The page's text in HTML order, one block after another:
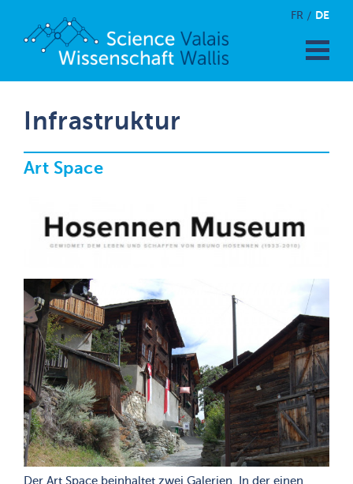
FR DE
Infrastruktur
Art Space
Der Art Space beinhaltet zwei Galerien. In der einen